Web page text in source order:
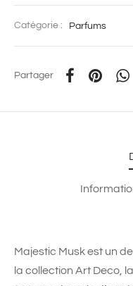
Catégorie : Parfums
Partager
Majestic Musk est un
la collection Art Deco,